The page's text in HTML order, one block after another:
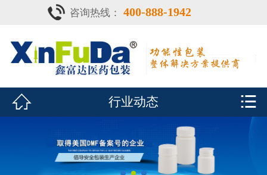
 首页
产品中心
鑫富达资质
行业动态
咨询热线： 400-888-1942
 行业动态 